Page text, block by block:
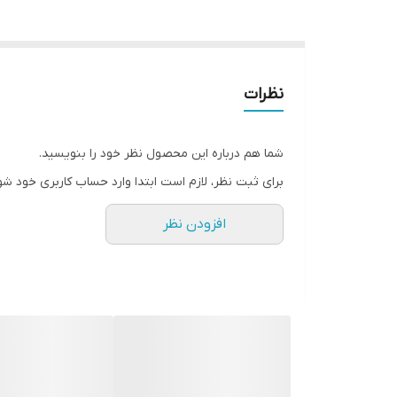
نظرات
شما هم درباره این محصول نظر خود را بنویسید.
برای ثبت نظر، لازم است ابتدا وارد حساب کاربری خود
افزودن نظر